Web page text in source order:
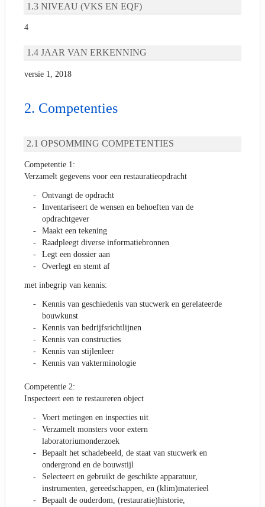
NIVEAU (VKS EN EQF)
4
JAAR VAN ERKENNING
versie 1, 2018
Competenties
OPSOMMING COMPETENTIES
Competentie 1:
Verzamelt gegevens voor een restauratieopdracht
Ontvangt de opdracht
Inventariseert de wensen en behoeften van de
opdrachtgever
Maakt een tekening
Raadpleegt diverse informatiebronnen
Legt een dossier aan
Overlegt en stemt af
met inbegrip van kennis:
Kennis van geschiedenis van stucwerk en gerelateerde
bouwkunst
Kennis van bedrijfsrichtlijnen
Kennis van constructies
Kennis van stijlenleer
Kennis van vakterminologie
Competentie 2:
Inspecteert een te restaureren object
Voert metingen en inspecties uit
Verzamelt monsters voor extern
laboratoriumonderzoek
Bepaalt het schadebeeld, de staat van stucwerk en
ondergrond en de bouwstijl
Selecteert en gebruikt de geschikte apparatuur,
instrumenten, gereedschappen, en (klim)materieel
Bepaalt de ouderdom, (restauratie)historie,